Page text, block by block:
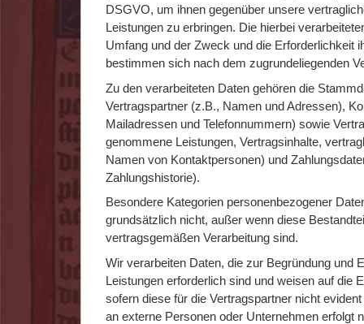
DSGVO, um ihnen gegenüber unsere
Leistungen zu erbringen. Die hierbei
Umfang und der Zweck und die Erforderlichkeit
bestimmen sich nach dem zugrundeliegenden
Zu den verarbeiteten Daten gehören die
Vertragspartner (z.B., Namen und Adressen),
Mailadressen und Telefonnummern) sowie
genommene Leistungen, Vertragsinhalte,
Namen von Kontaktpersonen) und
Zahlungshistorie).
Besondere Kategorien personenbezogener
grundsätzlich nicht, außer wenn diese
vertragsgemäßen Verarbeitung sind.
Wir verarbeiten Daten, die zur Begründung und
Leistungen erforderlich sind und weisen auf die
sofern diese für die Vertragspartner nicht
an externe Personen oder Unternehmen erfolgt